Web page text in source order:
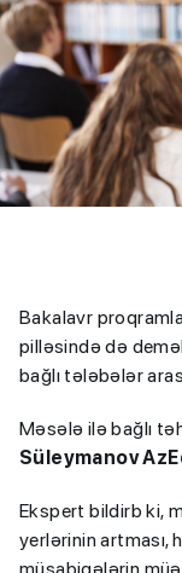
Bakalavr
pilləsində də
bağlı tələbələr
Məsələ ilə bağlı
Süleymanov
Ekspert bildirb ki,
yerlərinin artması,